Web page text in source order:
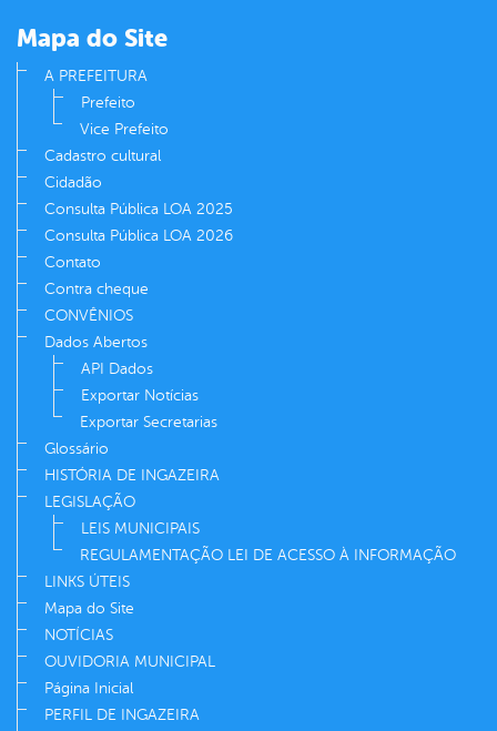
Mapa do Site
A PREFEITURA
Prefeito
Vice Prefeito
Cadastro cultural
Cidadão
Consulta Pública LOA 2025
Consulta Pública LOA 2026
Contato
Contra cheque
CONVÊNIOS
Dados Abertos
API Dados
Exportar Notícias
Exportar Secretarias
Glossário
HISTÓRIA DE INGAZEIRA
LEGISLAÇÃO
LEIS MUNICIPAIS
REGULAMENTAÇÃO LEI DE ACESSO À INFORMAÇÃO
LINKS ÚTEIS
Mapa do Site
NOTÍCIAS
OUVIDORIA MUNICIPAL
Página Inicial
PERFIL DE INGAZEIRA